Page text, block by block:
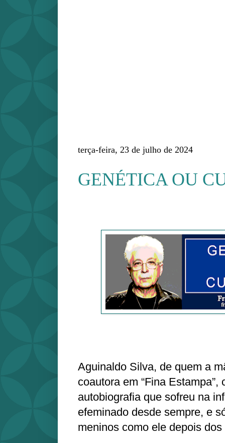
terça-feira, 23 de julho de 2024
GENÉTICA OU
Aguinaldo Silva, de quem a
coautora em “Fina Estampa”,
autobiografia que sofreu na
efeminado desde sempre, e
meninos como ele depois